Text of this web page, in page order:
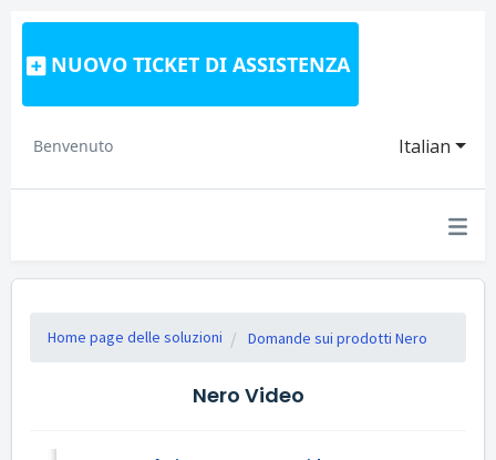
NUOVO TICKET DI ASSISTENZA
Italian
Benvenuto
Home page delle soluzioni Domande sui prodotti Nero
Nero Video